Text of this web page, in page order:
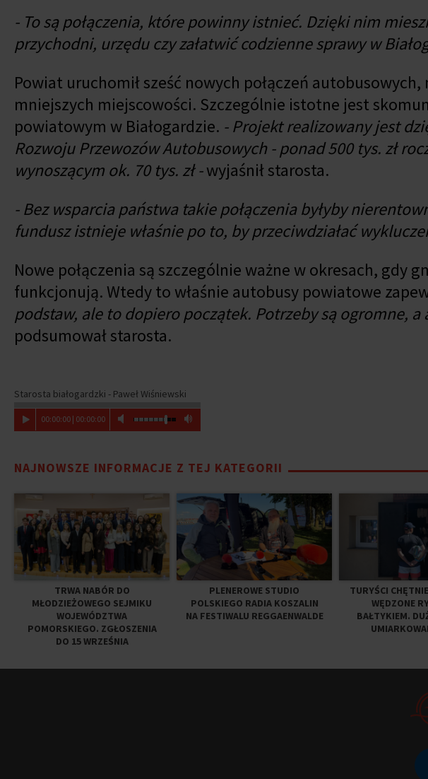
- To są połączenia, które powinny istnieć. Dzięki nim
przychodni, urzędu czy załatwić codzienne sprawy w
Powiat uruchomił sześć nowych połączeń
mniejszych miejscowości. Szczególnie istotne jest
powiatowym w Białogardzie. - Projekt realizowany jest
Rozwoju Przewozów Autobusowych - ponad 500 tys. zł
wynoszącym ok. 70 tys. zł -wyjaśnił starosta.
- Bez wsparcia państwa takie połączenia byłyby
fundusz istnieje właśnie po to, by przeciwdziałać
Nowe połączenia są szczególnie ważne w okresach, gdy
funkcjonują. Wtedy to właśnie autobusy powiatowe
podstaw, ale to dopiero początek. Potrzeby są ogromne,
podsumował starosta.
Starosta białogardzki - Paweł Wiśniewski
00:00:00| 00:00:00
NAJNOWSZE INFORMACJE Z TEJ KATEGORII
TRWA NABÓR DO
MŁODZIEŻOWEGO SEJMIKU
WOJEWÓDZTWA
POMORSKIEGO. ZGŁOSZENIA
DO 15 WRZEŚNIA
PLENEROWE STUDIO
POLSKIEGO RADIA KOSZALIN
NA FESTIWALU REGGAENWALDE
TURYŚCI
WĘDZONE
BAŁTYKIEM.